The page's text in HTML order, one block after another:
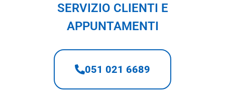
SERVIZIO CLIENTI E
APPUNTAMENTI
051 021 6689